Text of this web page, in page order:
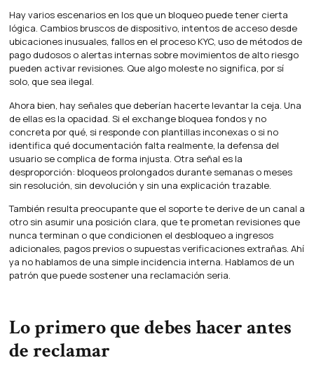
Hay varios escenarios en los que un bloqueo puede tener cierta
lógica. Cambios bruscos de dispositivo, intentos de acceso desde
ubicaciones inusuales, fallos en el proceso KYC, uso de métodos de
pago dudosos o alertas internas sobre movimientos de alto riesgo
pueden activar revisiones. Que algo moleste no significa, por sí
solo, que sea ilegal.
Ahora bien, hay señales que deberían hacerte levantar la ceja. Una
de ellas es la opacidad. Si el exchange bloquea fondos y no
concreta por qué, si responde con plantillas inconexas o si no
identifica qué documentación falta realmente, la defensa del
usuario se complica de forma injusta. Otra señal es la
desproporción: bloqueos prolongados durante semanas o meses
sin resolución, sin devolución y sin una explicación trazable.
También resulta preocupante que el soporte te derive de un canal a
otro sin asumir una posición clara, que te prometan revisiones que
nunca terminan o que condicionen el desbloqueo a ingresos
adicionales, pagos previos o supuestas verificaciones extrañas. Ahí
ya no hablamos de una simple incidencia interna. Hablamos de un
patrón que puede sostener una reclamación seria.
Lo primero que debes hacer antes
de reclamar